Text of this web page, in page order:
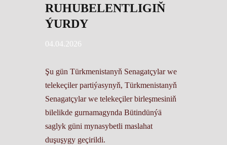
RUHUBELENTLIGIŇ
ÝURDY
04.04.2026
Şu gün Türkmenistanyň Senagatçylar we
telekeçiler partiýasynyň, Türkmenistanyň
Senagatçylar we telekeçiler birleşmesiniň
bilelikde gurnamagynda Bütindünýä
saglyk güni mynasybetli maslahat
duşuşygy geçirildi.